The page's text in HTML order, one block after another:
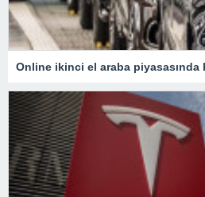
Online ikinci el araba piyasasında